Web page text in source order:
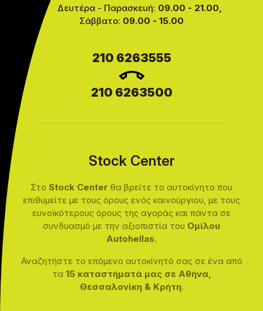
Δευτέρα - Παρασκευή: 09.00 - 21.00,
Σάββατο: 09.00 - 15.00
210 6263555
210 6263500
Stock Center
Στο Stock Center θα βρείτε το αυτοκίνητο που
επιθυμείτε με τους όρους ενός καινούργιου, με τους
ευνοϊκότερους όρους της αγοράς και πάντα σε
συνδυασμό με την αξιοπιστία του Ομίλου
Autohellas.
Αναζητήστε το επόμενο αυτοκίνητό σας σε ένα από
τα 15 καταστήματά μας σε Αθήνα,
Θεσσαλονίκη & Κρήτη.